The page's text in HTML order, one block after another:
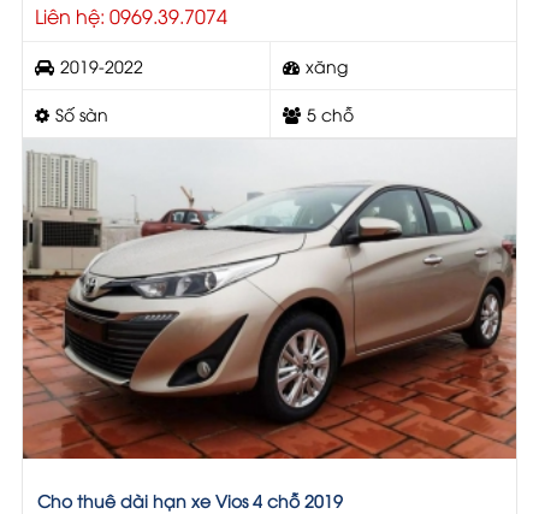
Liên hệ: 0969.39.7074
2019-2022 xăng
Số sàn 5 chỗ
Cho thuê dài hạn xe Vios 4 chỗ 2019